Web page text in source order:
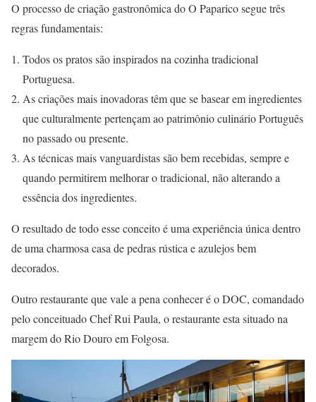
O processo de criação gastronômica do O Paparico segue três
regras fundamentais:
Todos os pratos são inspirados na cozinha tradicional
Portuguesa.
As criações mais inovadoras têm que se basear em ingredientes
que culturalmente pertençam ao patrimônio culinário Português
no passado ou presente.
As técnicas mais vanguardistas são bem recebidas, sempre e
quando permitirem melhorar o tradicional, não alterando a
essência dos ingredientes.
O resultado de todo esse conceito é uma experiência única dentro
de uma charmosa casa de pedras rústica e azulejos bem
decorados.
Outro restaurante que vale a pena conhecer é o DOC, comandado
pelo conceituado Chef Rui Paula, o restaurante esta situado na
margem do Rio Douro em Folgosa.